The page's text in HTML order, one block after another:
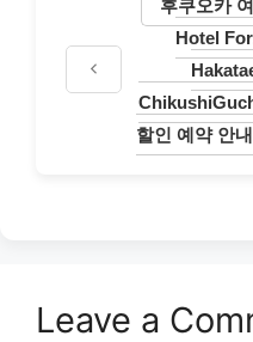
후쿠오카
Hotel
할인 예약 안내
Leave a